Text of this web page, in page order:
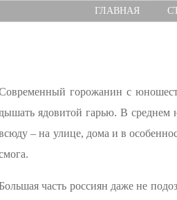
ГЛАВНАЯ
горожанин с
дышать ядовитой гарью. В среднем
– на улице, дома и в
часть россиян даже не